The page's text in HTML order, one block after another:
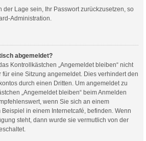
der Lage sein, Ihr Passwort zurückzusetzen, so
Administration.
abgemeldet?
Kontrollkästchen „Angemeldet bleiben“ nicht
eine Sitzung angemeldet. Dies verhindert den
durch einen Dritten. Um angemeldet zu
„Angemeldet bleiben“ beim Anmelden
wenn Sie sich an einem
in einem Internetcafé, befinden. Wenn
steht, dann wurde sie vermutlich von der